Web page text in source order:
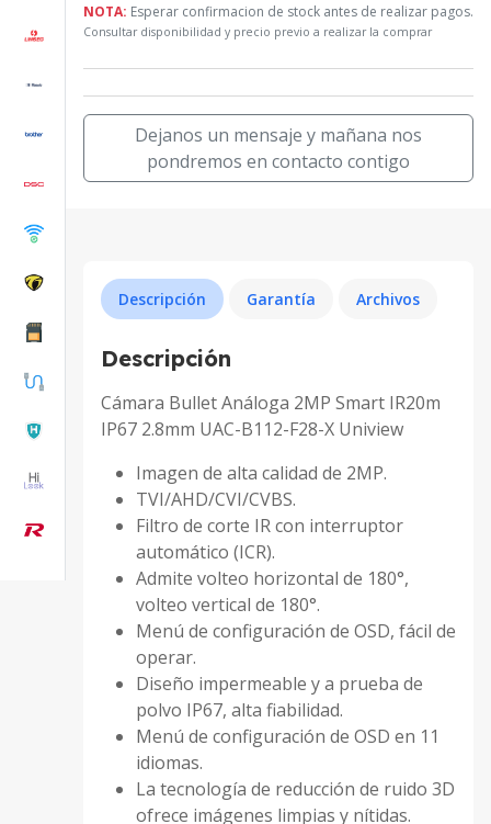
NOTA: Esperar confirmacion de stock antes de realizar pagos.
Consultar disponibilidad y precio previo a realizar la comprar
Dejanos un mensaje y mañana nos
pondremos en contacto contigo
Descripción Garantía Archivos
Descripción
Cámara Bullet Análoga 2MP Smart IR20m
IP67 2.8mm UAC-B112-F28-X Uniview
Imagen de alta calidad de 2MP.
TVI/AHD/CVI/CVBS.
Filtro de corte IR con interruptor
automático (ICR).
Admite volteo horizontal de 180°,
volteo vertical de 180°.
Menú de configuración de OSD, fácil de
operar.
Diseño impermeable y a prueba de
polvo IP67, alta fiabilidad.
Menú de configuración de OSD en 11
idiomas.
La tecnología de reducción de ruido 3D
ofrece imágenes limpias y nítidas.